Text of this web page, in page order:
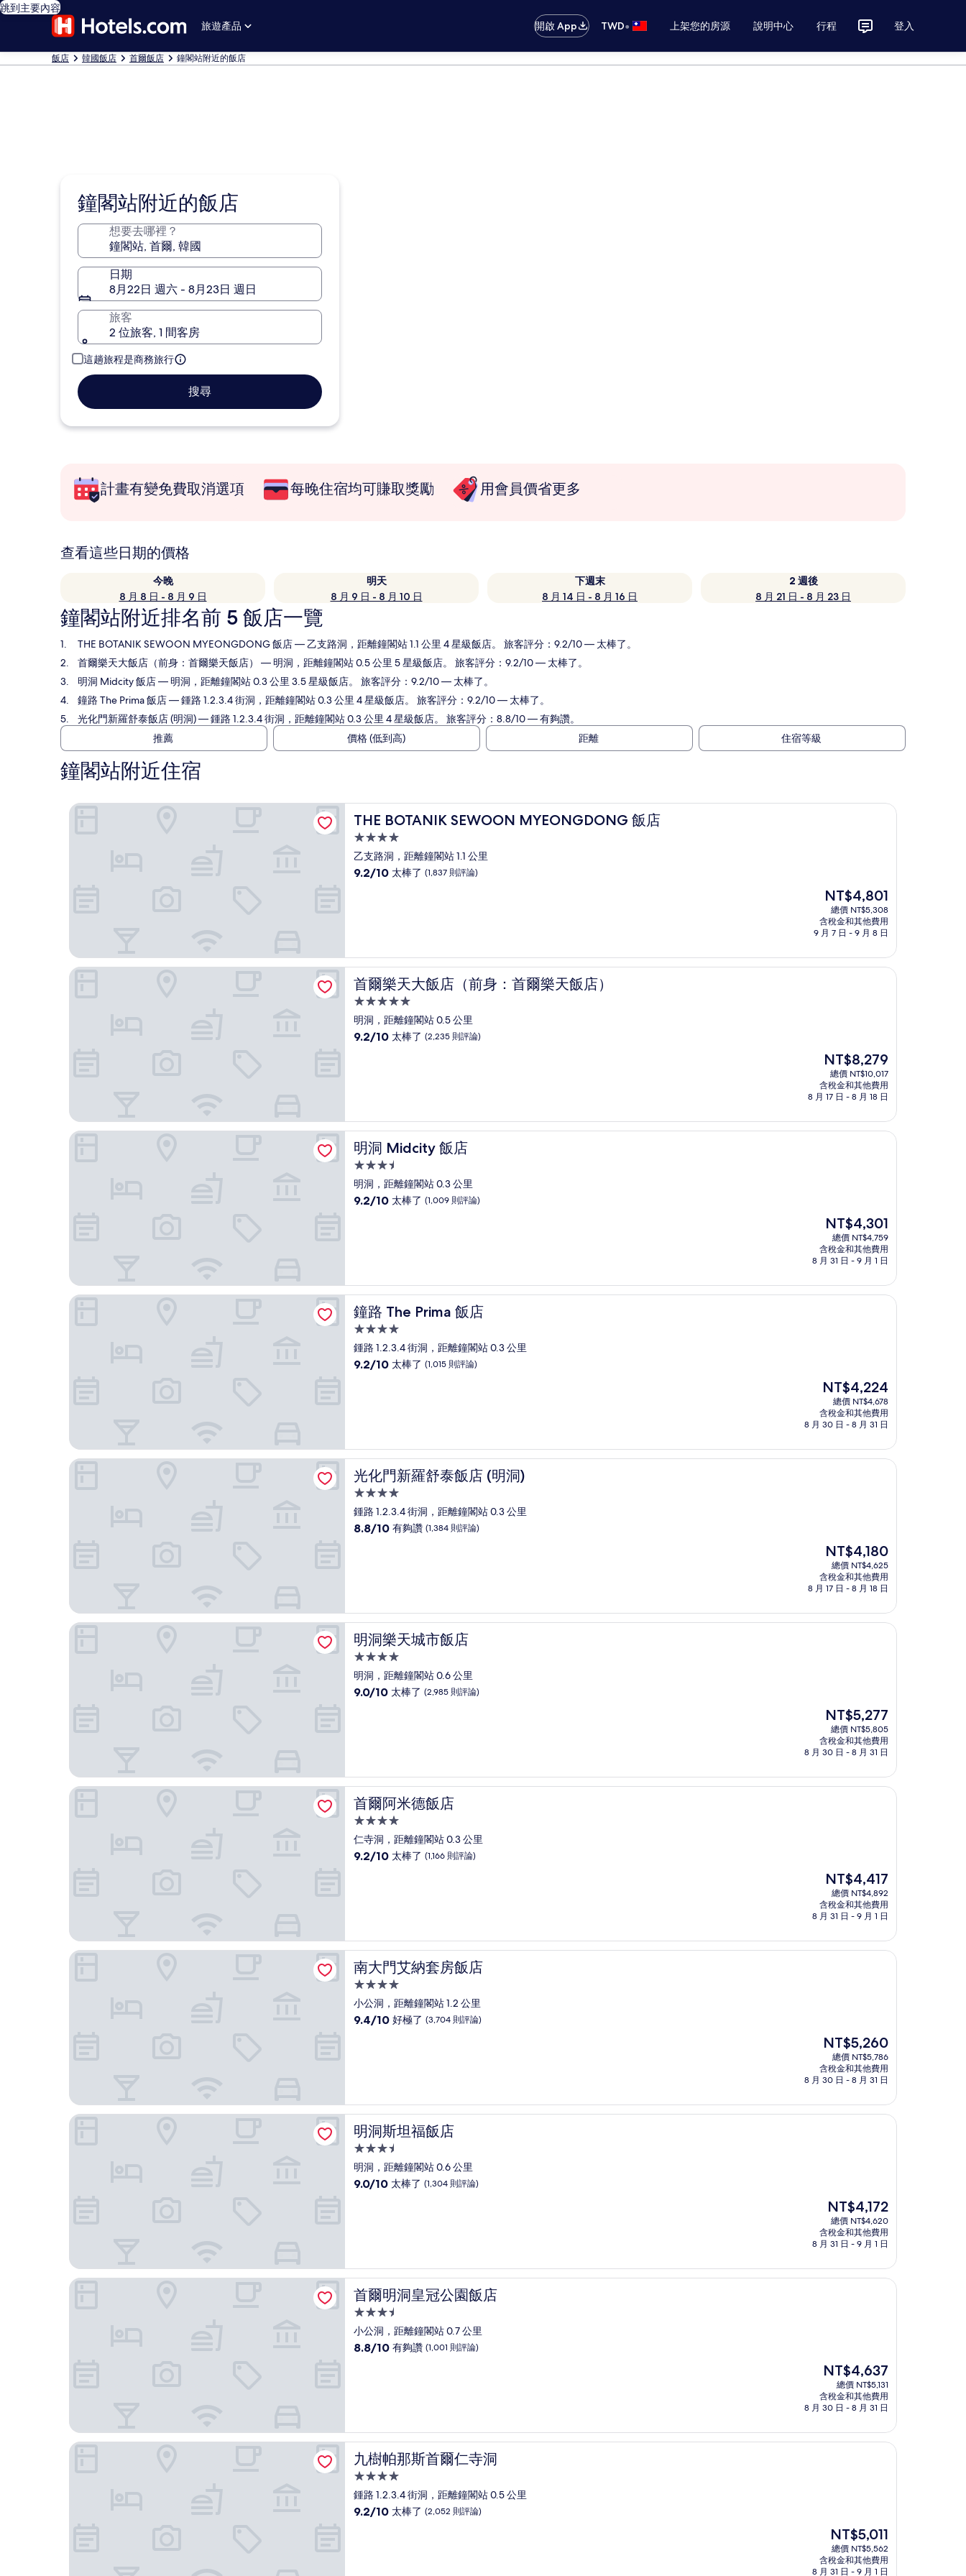
跳到主要內容
旅遊產品
開啟 App TWD• 上架您的房源 說明中心 行程 登入
飯店 韓國飯店 首爾飯店 鐘閣站附近的飯店
鐘閣站附近的飯店
想要去哪裡？
日期
8月22日 週六 - 8月23日 週日
旅客
2 位旅客, 1 間客房
這趟旅程是商務旅行
搜尋
計畫有變免費取消選項 每晚住宿均可賺取獎勵 用會員價省更多
查看這些日期的價格
今晚
8 月 8 日 - 8 月 9 日
明天
8 月 9 日 - 8 月 10 日
下週末
8 月 14 日 - 8 月 16 日
2 週後
8 月 21 日 - 8 月 23 日
鐘閣站附近排名前 5 飯店一覽
THE BOTANIK SEWOON MYEONGDONG 飯店— 乙支路洞，距離鐘閣站 1.1 公里 4 星級飯店。 旅客評分：9.2/10 — 太棒了。
首爾樂天大飯店（前身：首爾樂天飯店）
— 明洞，距離鐘閣站 0.5 公里 5 星級飯店。 旅客評分：9.2/10 — 太棒了。
明洞 Midcity 飯店— 明洞，距離鐘閣站 0.3 公里 3.5 星級飯店。 旅客評分：9.2/10 — 太棒了。
鐘路 The Prima 飯店— 鍾路 1.2.3.4 街洞，距離鐘閣站 0.3 公里 4 星級飯店。 旅客評分：9.2/10 — 太棒了。
光化門新羅舒泰飯店 (明洞)— 鍾路 1.2.3.4 街洞，距離鐘閣站 0.3 公里 4 星級飯店。 旅客評分：8.8/10 — 有夠讚。
推薦
價格 (低到高) 距離 住宿等級
鐘閣站附近住宿
THE BOTANIK SEWOON MYEONGDONG 飯店
THE BOTANIK SEWOON MYEONGDONG 飯店
4.0
星
級
乙支路洞，距離鐘閣站 1.1 公里
9.2
棒
了，
(1,837
則
評
論)
9.2/10 太棒了 (1,837 則評論)
現
在
價
格
NT$4,801
NT$4,801
總價 NT$5,308
含稅金和其他費用
9 月 7 日 - 9 月 8 日
THE BOTANIK SEWOON MYEONGDONG 飯店
首爾樂天大飯店（前身：首爾樂天飯店）
首爾樂天大飯店（前身：首爾樂天飯店）
5.0
星
級
明洞，距離鐘閣站 0.5 公里
9.2
棒
了，
(2,235
則
評
論)
9.2/10 太棒了 (2,235 則評論)
現
在
價
格
NT$8,279
NT$8,279
總價 NT$10,017
含稅金和其他費用
8 月 17 日 - 8 月 18 日
首爾樂天大飯店（前身：首爾樂天飯店）
明洞 Midcity 飯店
明洞 Midcity 飯店
3.5
星
級
明洞，距離鐘閣站 0.3 公里
9.2
棒
了，
(1,009
則
評
論)
9.2/10 太棒了 (1,009 則評論)
現
在
價
格
NT$4,301
NT$4,301
總價 NT$4,759
含稅金和其他費用
8 月 31 日 - 9 月 1 日
明洞 Midcity 飯店
鐘路 The Prima 飯店
鐘路 The Prima 飯店
4.0
星
級
鍾路 1.2.3.4 街洞，距離鐘閣站 0.3 公里
9.2
棒
了，
(1,015
則
評
論)
9.2/10 太棒了 (1,015 則評論)
現
價
格
NT$4,224
NT$4,224
總價 NT$4,678
含稅金和其他費用
8 月 30 日 - 8 月 31 日
鐘路 The Prima 飯店
光化門新羅舒泰飯店 (明洞)
光化門新羅舒泰飯店 (明洞)
4.0
星
級
鍾路 1.2.3.4 街洞，距離鐘閣站 0.3 公里
8.8
夠
讚，
(1,384
則
評
論)
8.8/10 有夠讚 (1,384 則評論)
現
在
價
格
NT$4,180
NT$4,180
總價 NT$4,625
含稅金和其他費用
8 月 17 日 - 8 月 18 日
光化門新羅舒泰飯店 (明洞)
明洞樂天城市飯店
明洞樂天城市飯店
4.0
星
級
明洞，距離鐘閣站 0.6 公里
9.0
棒
了，
(2,985
則
評
論)
9.0/10 太棒了 (2,985 則評論)
現
在
價
格
NT$5,277
NT$5,277
總價 NT$5,805
含稅金和其他費用
8 月 30 日 - 8 月 31 日
明洞樂天城市飯店
首爾阿米德飯店
首爾阿米德飯店
4.0
星
級
仁寺洞，距離鐘閣站 0.3 公里
9.2
棒
了，
(1,166
則
評
論)
9.2/10 太棒了 (1,166 則評論)
現
在
價
格
NT$4,417
NT$4,417
總價 NT$4,892
含稅金和其他費用
8 月 31 日 - 9 月 1 日
首爾阿米德飯店
南大門艾納套房飯店
南大門艾納套房飯店
4.0
星
級
小公洞，距離鐘閣站 1.2 公里
9.4
極
了，
(3,704
則
評
論)
9.4/10 好極了 (3,704 則評論)
現
價
格
NT$5,260
NT$5,260
總價 NT$5,786
含稅金和其他費用
8 月 30 日 - 8 月 31 日
南大門艾納套房飯店
明洞斯坦福飯店
明洞斯坦福飯店
3.5
星
級
明洞，距離鐘閣站 0.6 公里
9.0
棒
了，
(1,304
則
評
論)
9.0/10 太棒了 (1,304 則評論)
現
在
價
格
NT$4,172
NT$4,172
總價 NT$4,620
含稅金和其他費用
8 月 31 日 - 9 月 1 日
明洞斯坦福飯店
首爾明洞皇冠公園飯店
首爾明洞皇冠公園飯店
3.5
星
級
小公洞，距離鐘閣站 0.7 公里
8.8
夠
讚，
(1,001
則
評
論)
8.8/10 有夠讚 (1,001 則評論)
現
價
格
NT$4,637
NT$4,637
總價 NT$5,131
含稅金和其他費用
8 月 30 日 - 8 月 31 日
首爾明洞皇冠公園飯店
九樹帕那斯首爾仁寺洞
九樹帕那斯首爾仁寺洞
4.0
星
級
鍾路 1.2.3.4 街洞，距離鐘閣站 0.5 公里
9.2
9.2/10 太棒了 (2,052 則評論)
現
在
價
格
NT$5,011
總價 NT$5,562
含稅金和其他費用
8 月 31 日 - 9 月 1 日
九樹帕那斯首爾仁寺洞